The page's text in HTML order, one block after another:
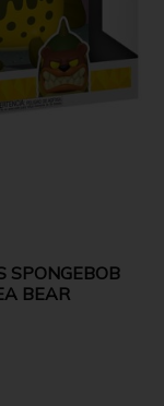
SPONGEBOB
BEAR